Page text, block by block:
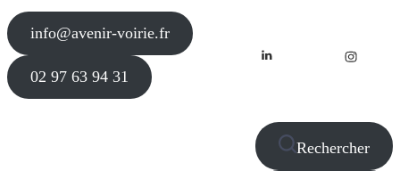
info@avenir-voirie.fr
02 97 63 94 31
Rechercher